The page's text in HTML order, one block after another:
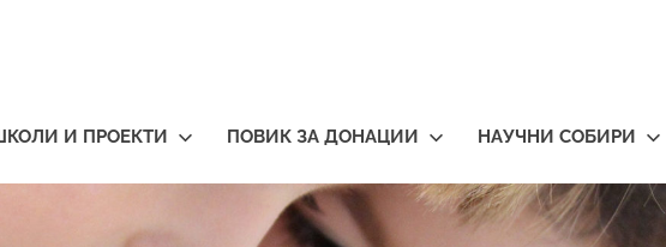
И ПРОЕКТИ ПОВИК ЗА ДОНАЦИИ НАУЧНИ СОБИРИ